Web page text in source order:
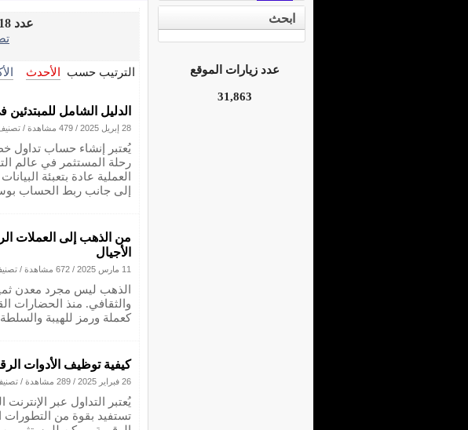
عدد 18 مقال تحت قسم
الترتيب حسب الأحدث
الدليل الشامل للمبتدئين
28 إبريل 2025 / 479 مشاهدة /
يُعتبر إنشاء حساب تداول
رحلة المستثمر في عالم
العملية عادة بتعبئة
إلى جانب ربط الحساب
من الذهب إلى العملات
الأجيال
11 مارس 2025 / 672 مشاهدة /
الذهب ليس مجرد معدن
والثقافي. منذ الحضارات
كعملة ورمز للهيبة
كيفية توظيف الأدوات
26 فبراير 2025 / 289 مشاهدة /
يُعتبر التداول عبر
تستفيد بقوة من التطورات
ابحث
عدد زيارات الموقع
31,863